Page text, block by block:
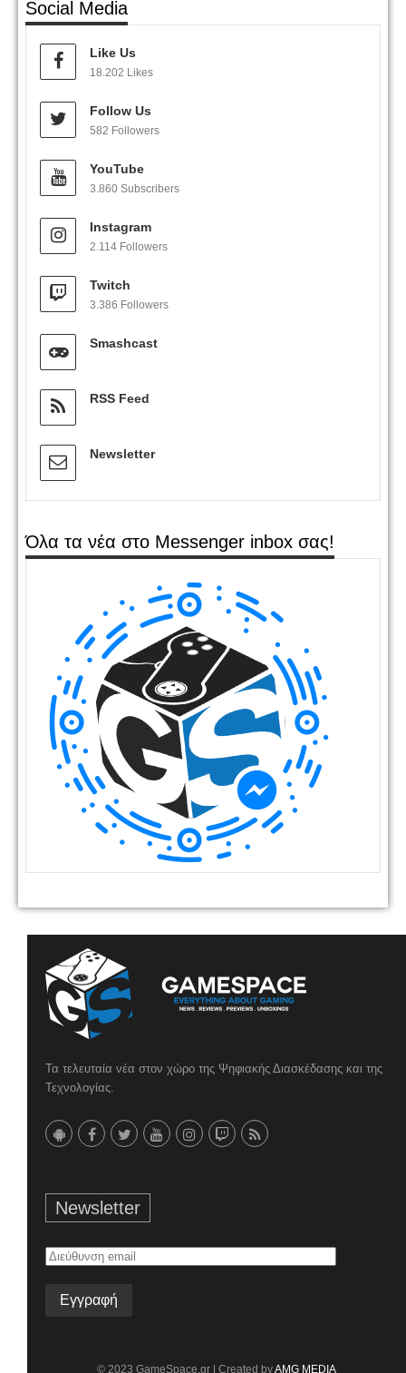
Social Media
Like Us
18.202 Likes
Follow Us
582 Followers
YouTube
3.860 Subscribers
Instagram
2.114 Followers
Twitch
3.386 Followers
Smashcast
RSS Feed
Newsletter
Όλα τα νέα στο Messenger inbox σας!
Τα τελευταία νέα στον χώρο της Ψηφιακής Διασκέδασης και της
Τεχνολογίας.
Newsletter
Διεύθυνση
© 2023 GameSpace.gr | Created byAMG MEDIA